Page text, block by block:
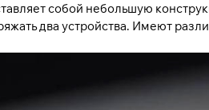
собой небольшую
два устройства. Имеют